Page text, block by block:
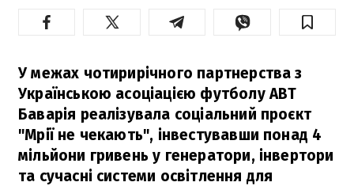
У межах чотирирічного партнерства з
Українською асоціацією футболу АВТ
Баварія реалізувала соціальний проєкт
"Мрії не чекають", інвестувавши понад 4
мільйони гривень у генератори, інвертори
та сучасні системи освітлення для